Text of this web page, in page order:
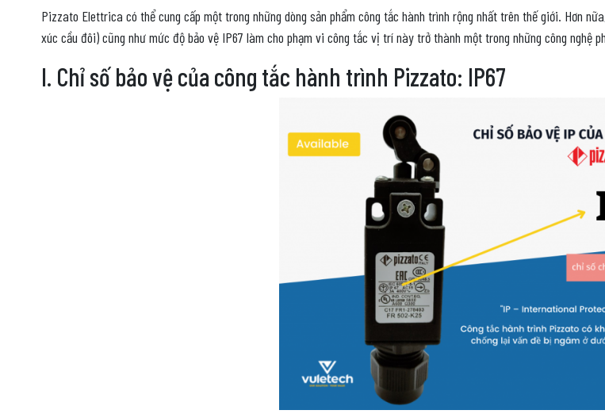
Pizzato Elettrica có thể cung cấp một trong những dòng sản phẩm công tắc hành trình rộng nhất trên thế giới. Hơn
xúc cầu đôi) cũng như mức độ bảo vệ IP67 làm cho phạm vi công tắc vị trí này trở thành một trong những công nghệ
I. Chỉ số bảo vệ của công tắc hành trình Pizzato: IP67